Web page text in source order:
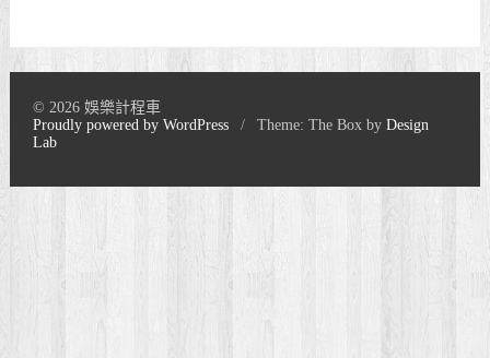
© 2026 娛樂計程車
Proudly powered by WordPress
/ Theme: The Box byDesign
Lab